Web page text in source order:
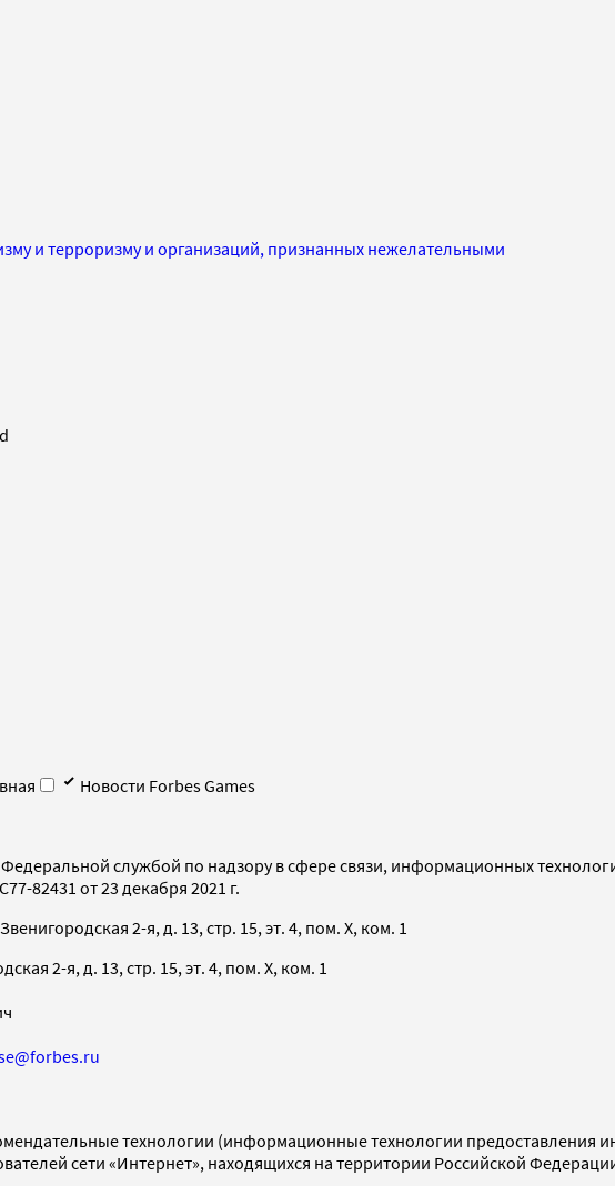
и терроризму и организаций, признанных нежелательными
Новости Forbes Games
Федеральной службой по надзору в сфере связи, информационных
82431 от 23 декабря 2021 г.
2-я, д. 13, стр. 15, эт. 4, пом. X, ком. 1
2-я, д. 13, стр. 15, эт. 4, пом. X, ком. 1
технологии (информационные технологии предоставления
сети «Интернет», находящихся на территории Российской